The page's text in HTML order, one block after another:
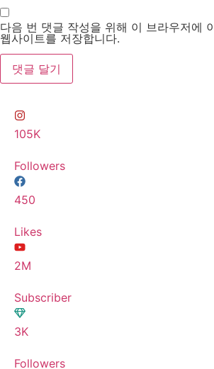
다음 번 댓글 작성을 위해 이 브라우저에
웹사이트를 저장합니다.
105K
Followers
450
Likes
2M
Subscriber
3K
Followers